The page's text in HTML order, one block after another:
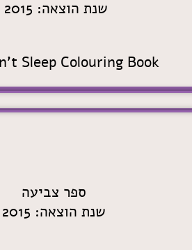
שנת הוצאה: 2015
Sleep Colouring Book
ספר צביעה
שנת הוצאה: 2015